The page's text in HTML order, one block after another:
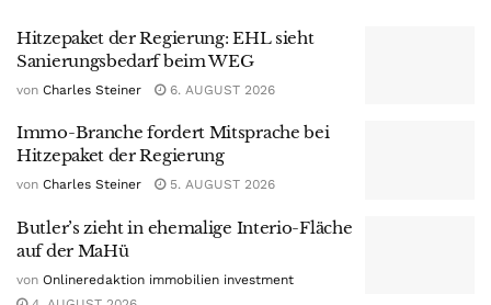
Hitzepaket der Regierung: EHL sieht
Sanierungsbedarf beim WEG
von Charles Steiner 6. AUGUST 2026
Immo-Branche fordert Mitsprache bei
Hitzepaket der Regierung
von Charles Steiner 5. AUGUST 2026
Butler’s zieht in ehemalige Interio-Fläche
auf der MaHü
von Onlineredaktion immobilien investment